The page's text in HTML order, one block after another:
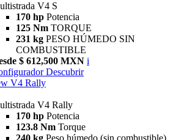
V4 S
170 hp Potencia
125 Nm TORQUE
231 kg PESO HÚMEDO SIN
COMBUSTIBLE
$ 612,500 MXN i
Descubrir
V4 Rally
V4 Rally
170 hp Potencia
123.8 Nm Torque